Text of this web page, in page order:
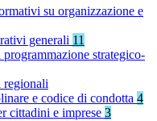
su organizzazione e
generali 11
strategico-
regionali
e codice di condotta 4
cittadini e imprese 3